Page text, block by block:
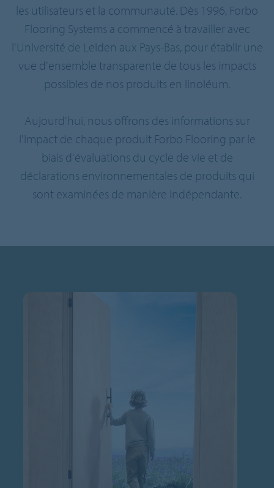
les utilisateurs et la communauté. Dès 1996, Forbo
Flooring Systems a commencé à travailler avec
l'Université de Leiden aux Pays-Bas, pour établir une
vue d'ensemble transparente de tous les impacts
possibles de nos produits en linoléum.
Aujourd'hui, nous offrons des informations sur
l'impact de chaque produit Forbo Flooring par le
biais d'évaluations du cycle de vie et de
déclarations environnementales de produits qui
sont examinées de manière indépendante.